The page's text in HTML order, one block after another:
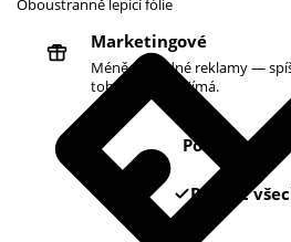
Oboustranně lepicí fólie
Marketingové
Méně náhodné reklamy —
toho, co vás zajímá.
Pouze
Povolit